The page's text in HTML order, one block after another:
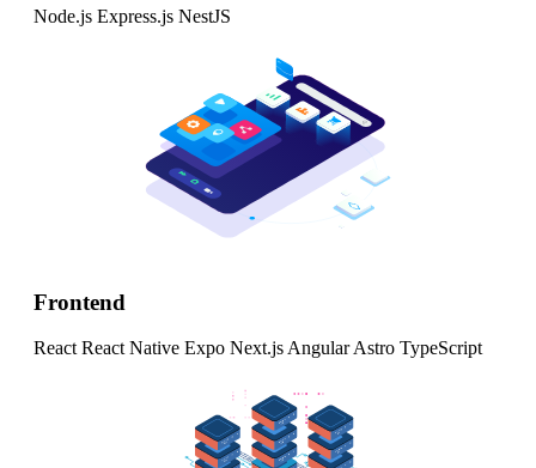
Node.js Express.js NestJS
Frontend
React React Native Expo Next.js AngularAstro TypeScript